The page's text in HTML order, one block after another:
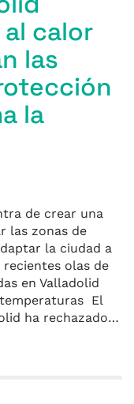
calor
las
la
de crear una
las zonas de
la ciudad a
olas de
en Valladolid
El
ha rechazado…